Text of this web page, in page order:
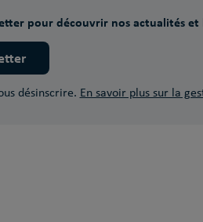
pour découvrir nos actualités
désinscrire. En savoir plus sur la